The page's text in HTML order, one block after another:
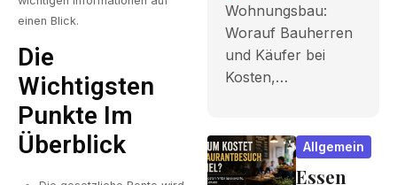
einen Blick.
Die
Wichtigsten
Punkte Im
Überblick
Bauherren
und Käufer
bei Kosten,
ng und
Zeitplan
Wohnungsbau:
Worauf Bauherren
und Käufer bei
Kosten,…
Allgemein
Essen